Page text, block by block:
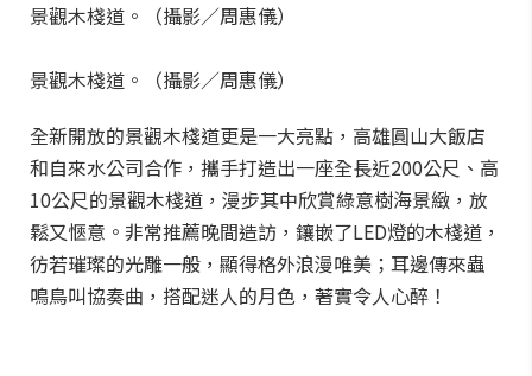
景觀木棧道。（攝影／周惠儀）
景觀木棧道。（攝影／周惠儀）
全新開放的景觀木棧道更是一大亮點，高雄圓山大飯店
和自來水公司合作，攜手打造出一座全長近200公尺、高
10公尺的景觀木棧道，漫步其中欣賞綠意樹海景緻，放
鬆又愜意。非常推薦晚間造訪，鑲嵌了LED燈的木棧道，
彷若璀璨的光雕一般，顯得格外浪漫唯美；耳邊傳來蟲
鳴鳥叫協奏曲，搭配迷人的月色，著實令人心醉！